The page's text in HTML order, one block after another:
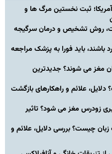
ثبت نخستین مرگ ها و
روش تشخیص و درمان سرگیجه
باشند، باید فورا به پزشک مراجعه
مغز می شوند؟ جدیدترین
علائم و راهکارهای بازگشت
زودرس مغز می شود؟ تاثیر
چیست؟ بررسی دلایل، علائم و